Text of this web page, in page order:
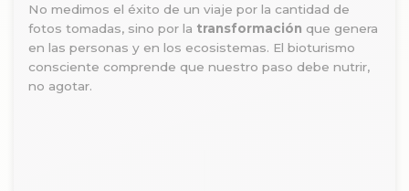
No medimos el éxito de un viaje por la cantidad de
fotos tomadas, sino por la transformación que genera
en las personas y en los ecosistemas. El bioturismo
consciente comprende que nuestro paso debe nutrir,
no agotar.